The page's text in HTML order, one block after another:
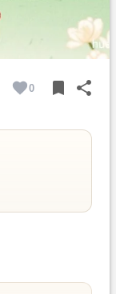
0 bookmark share